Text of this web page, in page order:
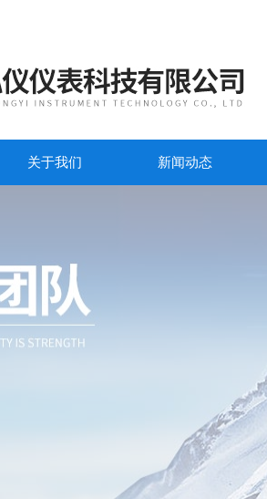
关于我们 新闻动态